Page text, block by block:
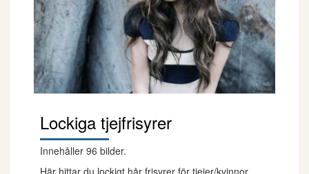
Lockiga tjejfrisyrer
Innehåller 96 bilder.
Här hittar du lockigt hår frisyrer för tjejer/kvinnor.